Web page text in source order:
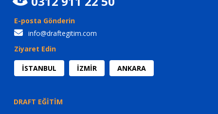
E-posta Gönderin
info@draftegitim.com
Ziyaret Edin
İSTANBUL İZMİR ANKARA
DRAFT EĞİTİM